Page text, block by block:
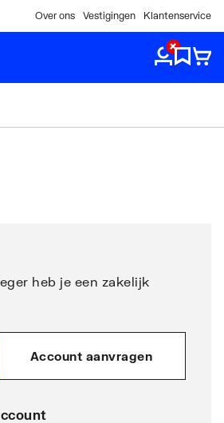
Over ons Vestigingen Klantenservice
heb je een zakelijk
Account aanvragen